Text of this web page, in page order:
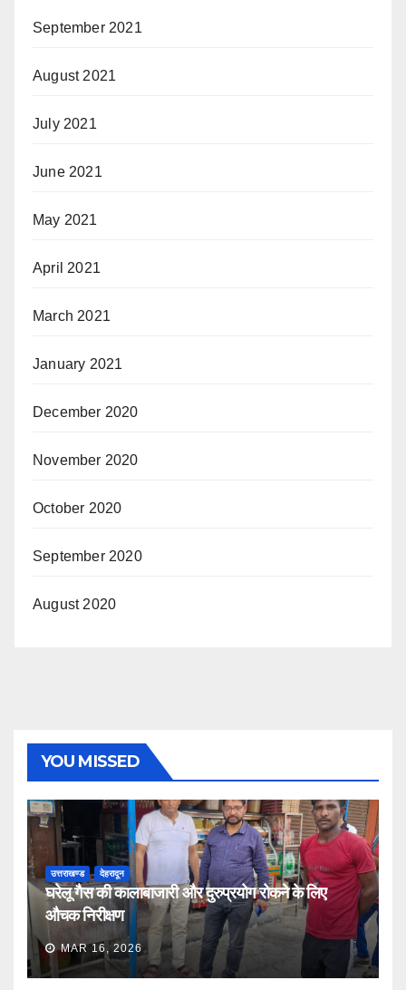
September 2021
August 2021
July 2021
June 2021
May 2021
April 2021
March 2021
January 2021
December 2020
November 2020
October 2020
September 2020
August 2020
YOU MISSED
उत्तराखण्ड देहरादून
घरेलू गैस की कालाबाजारी और दुरुप्रयोग रोकने के लिए
औचक निरीक्षण
MAR 16, 2026